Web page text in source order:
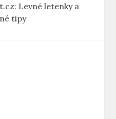
Levné letenky a
tipy